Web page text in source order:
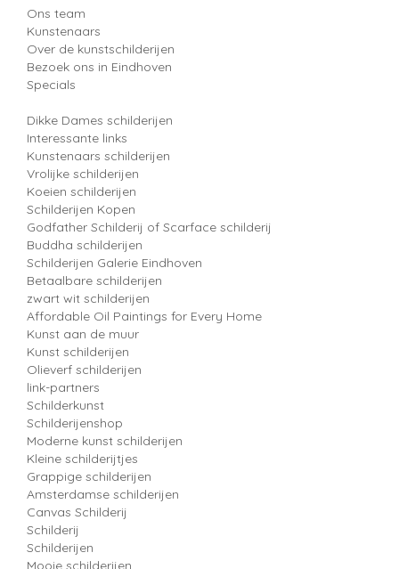
Ons team
Kunstenaars
Over de kunstschilderijen
Bezoek ons in Eindhoven
Specials
Dikke Dames schilderijen
Interessante links
Kunstenaars schilderijen
Vrolijke schilderijen
Koeien schilderijen
Schilderijen Kopen
Godfather Schilderij of Scarface schilderij
Buddha schilderijen
Schilderijen Galerie Eindhoven
Betaalbare schilderijen
zwart wit schilderijen
Affordable Oil Paintings for Every Home
Kunst aan de muur
Kunst schilderijen
Olieverf schilderijen
link-partners
Schilderkunst
Schilderijenshop
Moderne kunst schilderijen
Kleine schilderijtjes
Grappige schilderijen
Amsterdamse schilderijen
Canvas Schilderij
Schilderij
Schilderijen
Mooie schilderijen